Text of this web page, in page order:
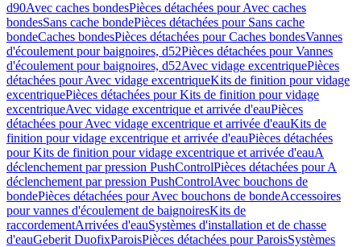
d90Avec caches bondesPièces détachées pour Avec caches
bondesSans cache bondePièces détachées pour Sans cache
bondeCaches bondesPièces détachées pour Caches bondesVannes
d'écoulement pour baignoires, d52Pièces détachées pour Vannes
d'écoulement pour baignoires, d52Avec vidage excentriquePièces
détachées pour Avec vidage excentriqueKits de finition pour vidage
excentriquePièces détachées pour Kits de finition pour vidage
excentriqueAvec vidage excentrique et arrivée d'eauPièces
détachées pour Avec vidage excentrique et arrivée d'eauKits de
finition pour vidage excentrique et arrivée d'eauPièces détachées
pour Kits de finition pour vidage excentrique et arrivée d'eauA
déclenchement par pression PushControlPièces détachées pour A
déclenchement par pression PushControlAvec bouchons de
bondePièces détachées pour Avec bouchons de bondeAccessoires
pour vannes d'écoulement de baignoiresKits de
raccordementArrivées d'eauSystèmes d'installation et de chasse
d'eauGeberit DuofixParoisPièces détachées pour ParoisSystèmes